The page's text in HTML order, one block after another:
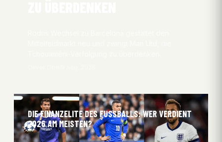
DIE FINANZELITE DES FUSSBALLS: WER VERDIENT 2
026 AM MEISTEN?